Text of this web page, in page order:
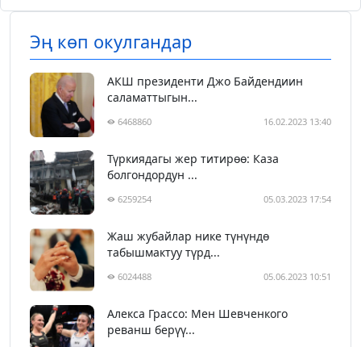
Эң көп окулгандар
АКШ президенти Джо Байдендиин
саламаттыгын...
6468860 16.02.2023 13:40
Түркиядагы жер титирөө: Каза
болгондордун ...
6259254 05.03.2023 17:54
Жаш жубайлар нике түнүндө
табышмактуу түрд...
6024488 05.06.2023 10:51
Алекса Грассо: Мен Шевченкого
реванш берүү...